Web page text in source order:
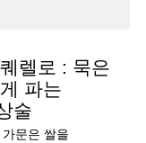
렐로 : 묵은
파는
술
문은 쌀을